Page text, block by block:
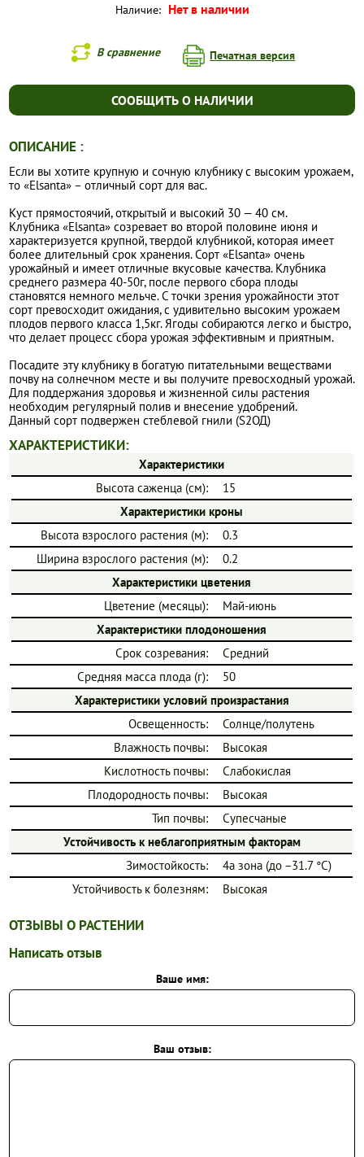
Наличие: Нет в наличии
В сравнение Печатная версия
СООБЩИТЬ О НАЛИЧИИ
ОПИСАНИЕ :
Если вы хотите крупную и сочную клубнику с высоким урожаем,
то «Elsanta» – отличный сорт для вас.
Куст прямостоячий, открытый и высокий 30 — 40 см.
Клубника «Elsanta» созревает во второй половине июня и
характеризуется крупной, твердой клубникой, которая имеет
более длительный срок хранения. Сорт «Elsanta» очень
урожайный и имеет отличные вкусовые качества. Клубника
среднего размера 40-50г, после первого сбора плоды
становятся немного мельче. С точки зрения урожайности этот
сорт превосходит ожидания, с удивительно высоким урожаем
плодов первого класса 1,5кг. Ягоды собираются легко и быстро,
что делает процесс сбора урожая эффективным и приятным.
Посадите эту клубнику в богатую питательными веществами
почву на солнечном месте и вы получите превосходный урожай.
Для поддержания здоровья и жизненной силы растения
необходим регулярный полив и внесение удобрений.
Данный сорт подвержен стеблевой гнили (S2ОД)
ХАРАКТЕРИСТИКИ:
Характеристики
Высота саженца (см):
15
Характеристики кроны
Высота взрослого растения (м):
0.3
Ширина взрослого растения (м):
0.2
Характеристики цветения
Цветение (месяцы):
Май-июнь
Характеристики плодоношения
Срок созревания:
Средний
Средняя масса плода (г):
50
Характеристики условий произрастания
Освещенность:
Солнце/полутень
Влажность почвы:
Высокая
Кислотность почвы:
Слабокислая
Плодородность почвы:
Высокая
Тип почвы:
Супесчаные
Устойчивость к неблагоприятным факторам
Зимостойкость:
4a зона (до −31.7 °C)
Устойчивость к болезням:
Высокая
ОТЗЫВЫ О РАСТЕНИИ
Написать отзыв
Ваше имя:
Ваш отзыв: